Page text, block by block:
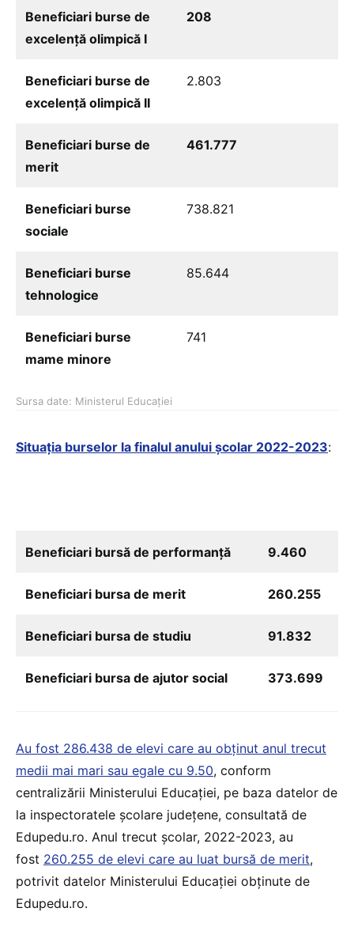
Beneficiari burse de
excelență olimpică I
208
Beneficiari burse de
excelență olimpică II
2.803
Beneficiari burse de
merit
461.777
Beneficiari burse
sociale
738.821
Beneficiari burse
tehnologice
85.644
Beneficiari burse
mame minore
741
Sursa date: Ministerul Educației
Situația burselor la finalul anului școlar 2022-2023:
Beneficiari bursă de performanță 9.460
Beneficiari bursa de merit 260.255
Beneficiari bursa de studiu 91.832
Beneficiari bursa de ajutor social 373.699
Au fost 286.438 de elevi care au obținut anul trecut
medii mai mari sau egale cu 9.50, conform
centralizării Ministerului Educației, pe baza datelor de
la inspectoratele școlare județene, consultată de
Edupedu.ro. Anul trecut școlar, 2022-2023, au
fost 260.255 de elevi care au luat bursă de merit,
potrivit datelor Ministerului Educației obținute de
Edupedu.ro.